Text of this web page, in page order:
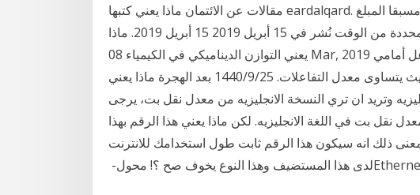
مقالات عن الائتمان ماذا يعني كتبها eardalqard. قرض شخصي لديها معدل فائدة ثابت و محدد مسبقا المبلغ
في شكل الدفع الشهري لسداد القرض لفترة محددة من الوقت نُشر في 15 أبريل 2019 15 أبريل 2019. ماذا
يعني التوازن الديناميكي في الكيمياء 08 Mar, 2019 التوازن الديناميكي هو توازن كيميائي بين تفاعل أمامي
ورد فعل عكسي حيث يتساوى معدل التفاعلات. 25‏‏/9‏‏/1440 بعد الهجرة ماذا يعني btr ؟ btr لتقف علي
وتريد ان تري النسخة الانجليزيه من معدل نقل بت، يرجى
بت في اللغة الانجليزيه. لكن ماذا يعني هذا الرقم بهذا
ذلك انه سيكون هذا الرقم ثابت طول استخدامك للانترنت